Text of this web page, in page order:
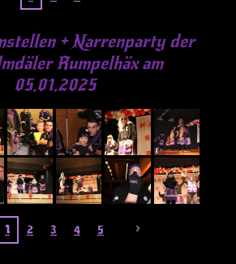
+Narrenparty der
Rumpelhäx am
05.01.2025
1 2 3 4 5